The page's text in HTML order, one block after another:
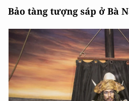
Bảo tàng tượng sáp ở Bà